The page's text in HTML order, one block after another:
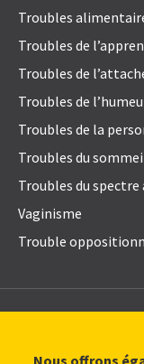
Nous offrons
Troubles
Troubles de
Troubles de
Troubles de
Troubles de la
Troubles du
Troubles du
Vaginisme
Trouble
© 2021Emily